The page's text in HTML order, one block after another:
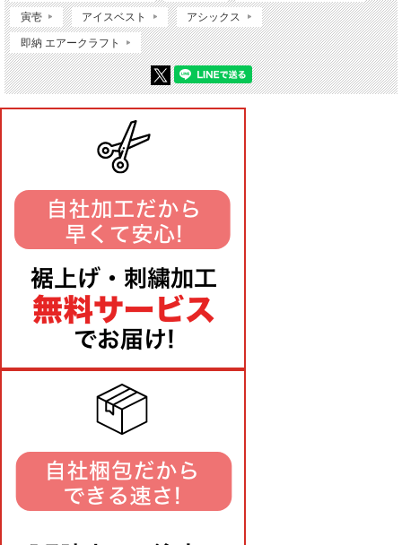
寅壱 アイスベスト アシックス
即納 エアークラフト